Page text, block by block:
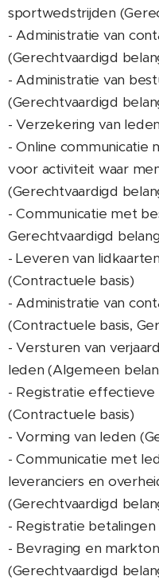
sportwedstrijden
- Administratie van
(Gerechtvaardigd
- Administratie van
(Gerechtvaardigd
- Verzekering van
- Online
voor activiteit waar
(Gerechtvaardigd
- Communicatie met
Gerechtvaardigd
- Leveren van
(Contractuele basis)
- Administratie van
(Contractuele basis,
- Versturen van
leden (Algemeen
- Registratie
(Contractuele basis)
- Vorming van leden
- Communicatie met
leveranciers en
(Gerechtvaardigd
- Registratie
- Bevraging en
(Gerechtvaardigd